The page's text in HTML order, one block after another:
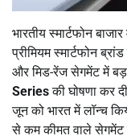
भारतीय स्मार्टफोन
प्रीमियम स्मार्टफोन
और मिड-रेंज सेगमेंट में
Seriesकी घोषणा कर
जून को भारत में लॉन्च
से कम कीमत वाले सेगमेंट